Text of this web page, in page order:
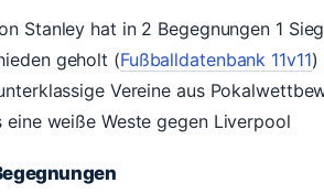
Stanley hat in 2 Begegnungen 1
geholt (Fußballdatenbank 11v11)
Vereine aus
eine weiße Weste gegen Liverpool